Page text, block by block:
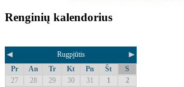
Renginių kalendorius
◄ Rugpjūtis ►
Pr An Tr Kt Pn Št
S
27
28 29 30 31 1
2